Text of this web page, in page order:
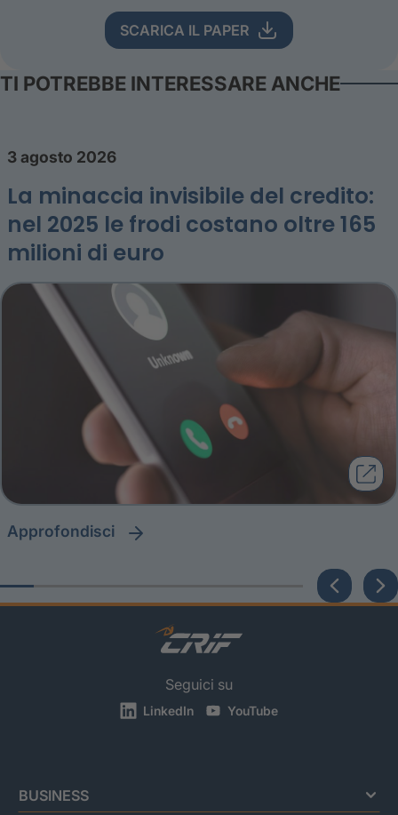
SCARICA IL PAPER
TI POTREBBE INTERESSARE ANCHE
3 agosto 2026
La minaccia invisibile del credito:
nel 2025 le frodi costano oltre 165
milioni di euro
approfondisci
Seguici su
LinkedIn YouTube
BUSINESS